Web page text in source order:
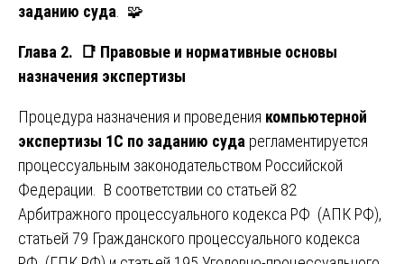
заданию суда . 🧩
Глава 2. 📑 Правовые и нормативные основы
назначения экспертизы
Процедура назначения и проведения компьютерной
экспертизы 1С по заданию суда регламентируется
процессуальным законодательством Российской
Федерации. В соответствии со статьей 82
Арбитражного процессуального кодекса РФ (АПК РФ),
статьей 79 Гражданского процессуального кодекса